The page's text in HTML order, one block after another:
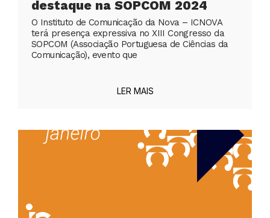
destaque na SOPCOM 2024
O Instituto de Comunicação da Nova – ICNOVA
terá presença expressiva no XIII Congresso da
SOPCOM (Associação Portuguesa de Ciências da
Comunicação), evento que
LER MAIS